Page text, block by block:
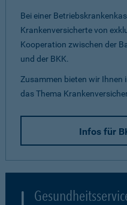
Bei einer
Krankenversicherte von
Kooperation zwischen der
und der BKK.
Zusammen bieten wir Ihnen
das Thema
Infos für